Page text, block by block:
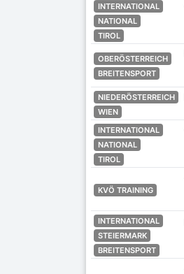
INTERNATIONAL
NATIONAL
TIROL
OBERÖSTERREICH
BREITENSPORT
NIEDERÖSTERREICH
WIEN
INTERNATIONAL
NATIONAL
TIROL
KVÖ TRAINING
INTERNATIONAL
STEIERMARK
BREITENSPORT